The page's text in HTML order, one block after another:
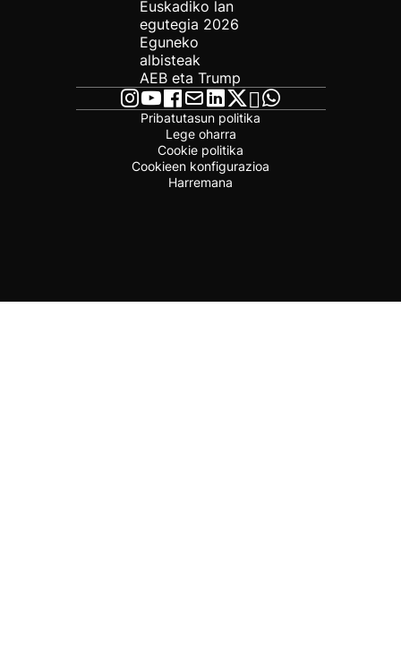
Euskadiko lan
egutegia 2026
Eguneko
albisteak
AEB eta Trump
Pribatutasun politika
Lege oharra
Cookie politika
Cookieen konfigurazioa
Harremana